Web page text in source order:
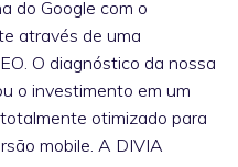
do Google com o
através de uma
O diagnóstico da nossa
o investimento em um
otimizado para
mobile. A DIVIA